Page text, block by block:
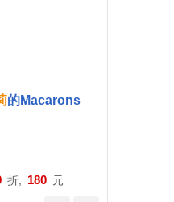
的Macarons
折, 180 元